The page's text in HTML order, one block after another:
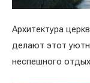
Архитектура
делают этот
неспешного